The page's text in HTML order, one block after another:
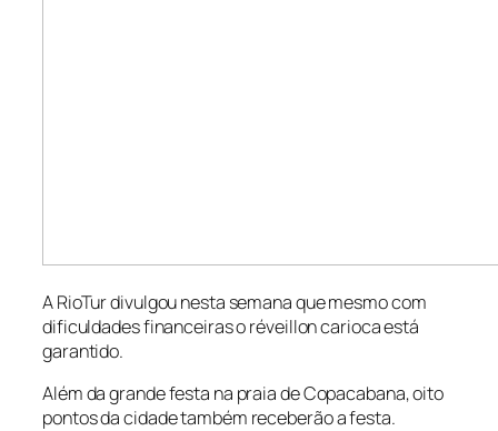
A RioTur divulgou nesta semana que mesmo com
dificuldades financeiras o réveillon carioca está
garantido.
Além da grande festa na praia de Copacabana, oito
pontos da cidade também receberão a festa.